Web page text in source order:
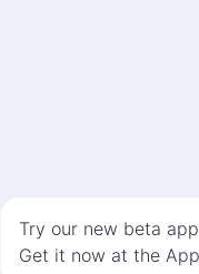
Try our new beta
Get it now at the